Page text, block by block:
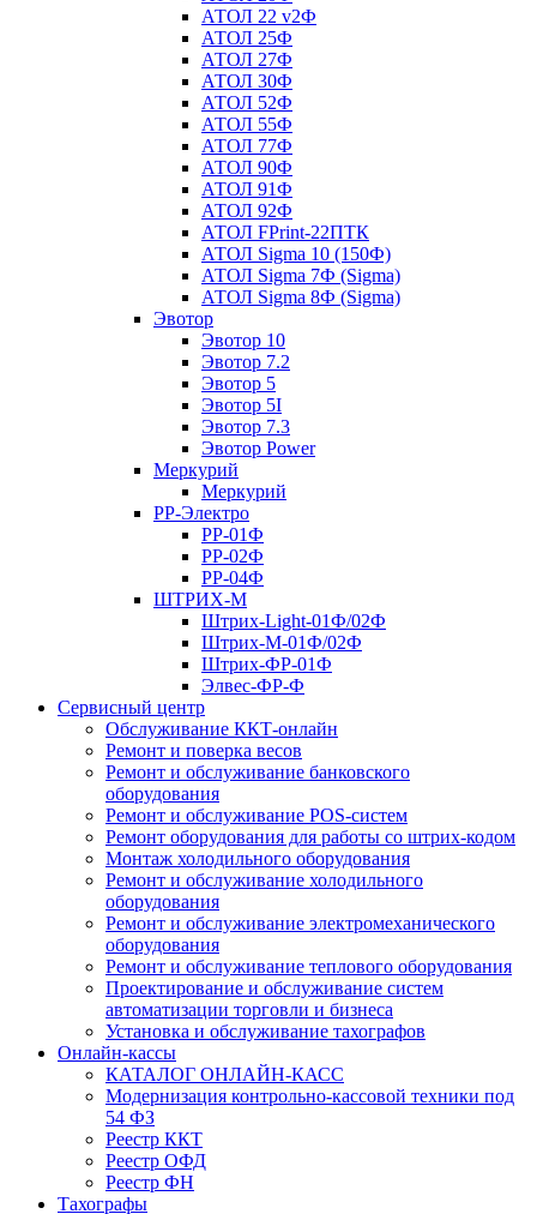
АТОЛ 22 v2Ф
АТОЛ 25Ф
АТОЛ 27Ф
АТОЛ 30Ф
АТОЛ 52Ф
АТОЛ 55Ф
АТОЛ 77Ф
АТОЛ 90Ф
АТОЛ 91Ф
АТОЛ 92Ф
АТОЛ FPrint-22ПТК
АТОЛ Sigma 10 (150Ф)
АТОЛ Sigma 7Ф (Sigma)
АТОЛ Sigma 8Ф (Sigma)
Эвотор
Эвотор 10
Эвотор 7.2
Эвотор 5
Эвотор 5I
Эвотор 7.3
Эвотор Power
Меркурий
Меркурий
РР-Электро
РР-01Ф
РР-02Ф
РР-04Ф
ШТРИХ-М
Штрих-Light-01Ф/02Ф
Штрих-М-01Ф/02Ф
Штрих-ФР-01Ф
Элвес-ФР-Ф
Сервисный центр
Обслуживание ККТ-онлайн
Ремонт и поверка весов
Ремонт и обслуживание банковского
оборудования
Ремонт и обслуживание POS-систем
Ремонт оборудования для работы со штрих-кодом
Монтаж холодильного оборудования
Ремонт и обслуживание холодильного
оборудования
Ремонт и обслуживание электромеханического
оборудования
Ремонт и обслуживание теплового оборудования
Проектирование и обслуживание систем
автоматизации торговли и бизнеса
Установка и обслуживание тахографов
Онлайн-кассы
КАТАЛОГ ОНЛАЙН-КАСС
Модернизация контрольно-кассовой техники под
54 ФЗ
Реестр ККТ
Реестр ОФД
Реестр ФН
Тахографы